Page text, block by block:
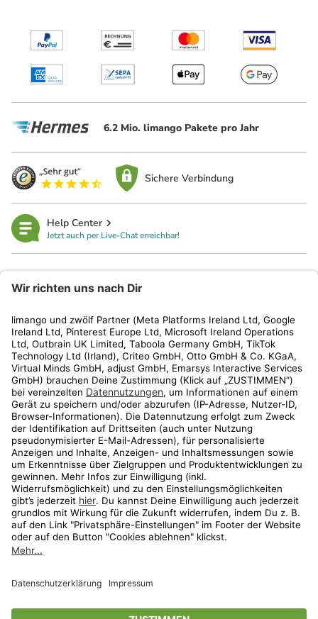
6.2 Mio. limango Pakete pro Jahr
Sichere Verbindung
Help Center
Jetzt auch per Live-Chat erreichbar!
Kundenservice
Shop
Aktionen
Travel